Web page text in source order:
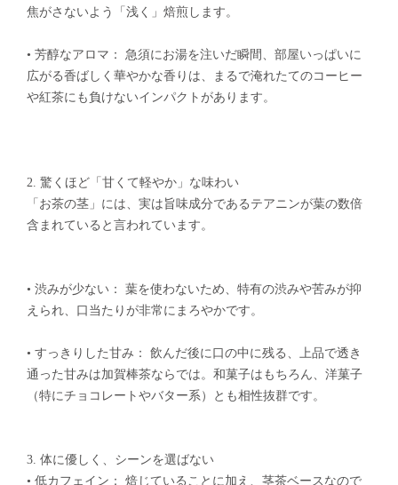
焦がさないよう「浅く」焙煎します。
• 芳醇なアロマ： 急須にお湯を注いだ瞬間、部屋いっぱいに
広がる香ばしく華やかな香りは、まるで淹れたてのコーヒー
や紅茶にも負けないインパクトがあります。
2. 驚くほど「甘くて軽やか」な味わい
「お茶の茎」には、実は旨味成分であるテアニンが葉の数倍
含まれていると言われています。
• 渋みが少ない： 葉を使わないため、特有の渋みや苦みが抑
えられ、口当たりが非常にまろやかです。
• すっきりした甘み： 飲んだ後に口の中に残る、上品で透き
通った甘みは加賀棒茶ならでは。和菓子はもちろん、洋菓子
（特にチョコレートやバター系）とも相性抜群です。
3. 体に優しく、シーンを選ばない
• 低カフェイン： 焙じていることに加え、茎茶ベースなので